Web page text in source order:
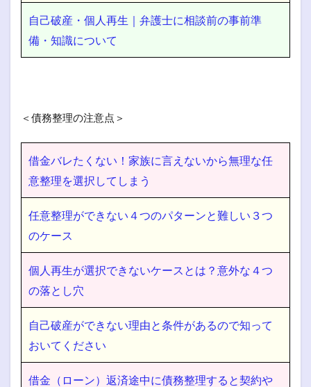
自己破産・個人再生｜弁護士に相談前の事前準
備・知識について
＜債務整理の注意点＞
借金バレたくない！家族に言えないから無理な任
意整理を選択してしまう
任意整理ができない４つのパターンと難しい３つ
のケース
個人再生が選択できないケースとは？意外な４つ
の落とし穴
自己破産ができない理由と条件があるので知って
おいてください
借金（ローン）返済途中に債務整理すると契約や